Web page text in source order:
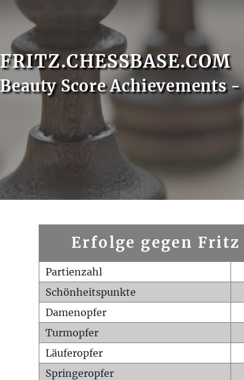
FRITZ.CHESSBASE.COM
Beauty Score Achievements
Erfolge gegen Fritz
Partienzahl
Schönheitspunkte
Damenopfer
Turmopfer
Läuferopfer
Springeropfer